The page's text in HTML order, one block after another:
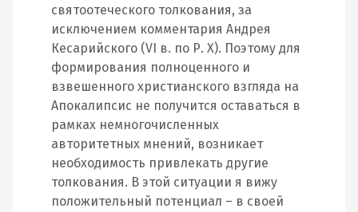
святоотеческого толкования, за
исключением комментария Андрея
Кесарийского (VI в. по Р. Х). Поэтому для
формирования полноценного и
взвешенного христианского взгляда на
Апокалипсис не получится оставаться в
рамках немногочисленных
авторитетных мнений, возникает
необходимость привлекать другие
толкования. В этой ситуации я вижу
положительный потенциал – в своей